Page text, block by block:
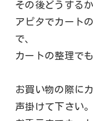
その後どうする
アピタでカート
で、
カートの整理で
お買い物の際に
声掛けて下さい。